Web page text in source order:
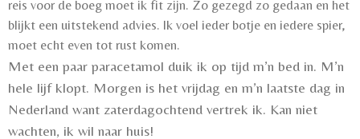
reis voor de boeg moet ik fit zijn. Zo gezegd zo gedaan en het
blijkt een uitstekend advies. Ik voel ieder botje en iedere spier,
moet echt even tot rust komen.
Met een paar paracetamol duik ik op tijd m’n bed in. M’n
hele lijf klopt. Morgen is het vrijdag en m’n laatste dag in
Nederland want zaterdagochtend vertrek ik. Kan niet
wachten, ik wil naar huis!